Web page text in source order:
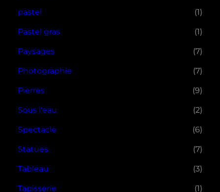
pastel (1)
Pastel gras (1)
Paysages (7)
Photographie (7)
Pierres (9)
Sous l'eau (2)
Spectacle (6)
Statues (7)
Tableau (3)
Tapisserie (1)